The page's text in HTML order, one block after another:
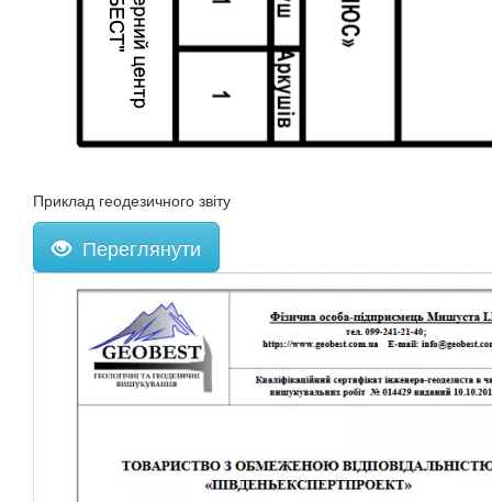
Приклад геодезичного звіту
Переглянути